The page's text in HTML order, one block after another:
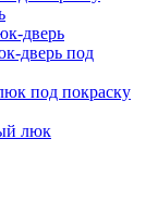
дверь
дверь под
под покраску
люк